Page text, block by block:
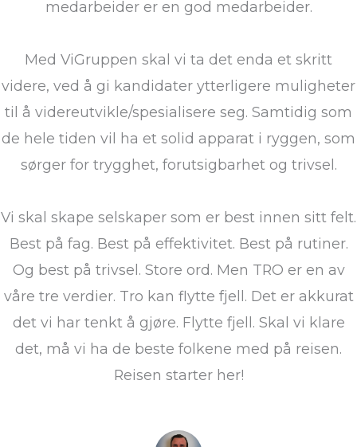
medarbeider er en god medarbeider.
Med ViGruppen skal vi ta det enda et skritt
videre, ved å gi kandidater ytterligere muligheter
til å videreutvikle/spesialisere seg. Samtidig som
de hele tiden vil ha et solid apparat i ryggen, som
sørger for trygghet, forutsigbarhet og trivsel.
Vi skal skape selskaper som er best innen sitt felt.
Best på fag. Best på effektivitet. Best på rutiner.
Og best på trivsel. Store ord. Men TRO er en av
våre tre verdier. Tro kan flytte fjell. Det er akkurat
det vi har tenkt å gjøre. Flytte fjell. Skal vi klare
det, må vi ha de beste folkene med på reisen.
Reisen starter her!